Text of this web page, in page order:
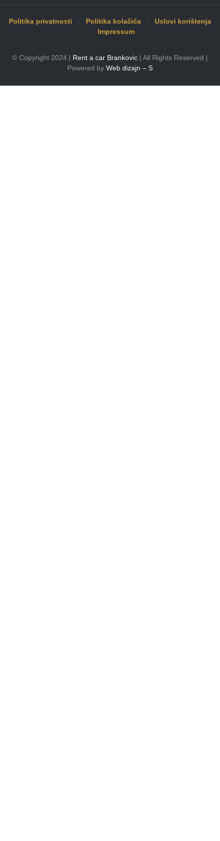
Politika privatnosti Politika kolačića
Uslovi korištenja
Impressum
© Copyright 2024 | Rent a car Brankovic | All Rights Reserved |
Powered by Web dizajn – S